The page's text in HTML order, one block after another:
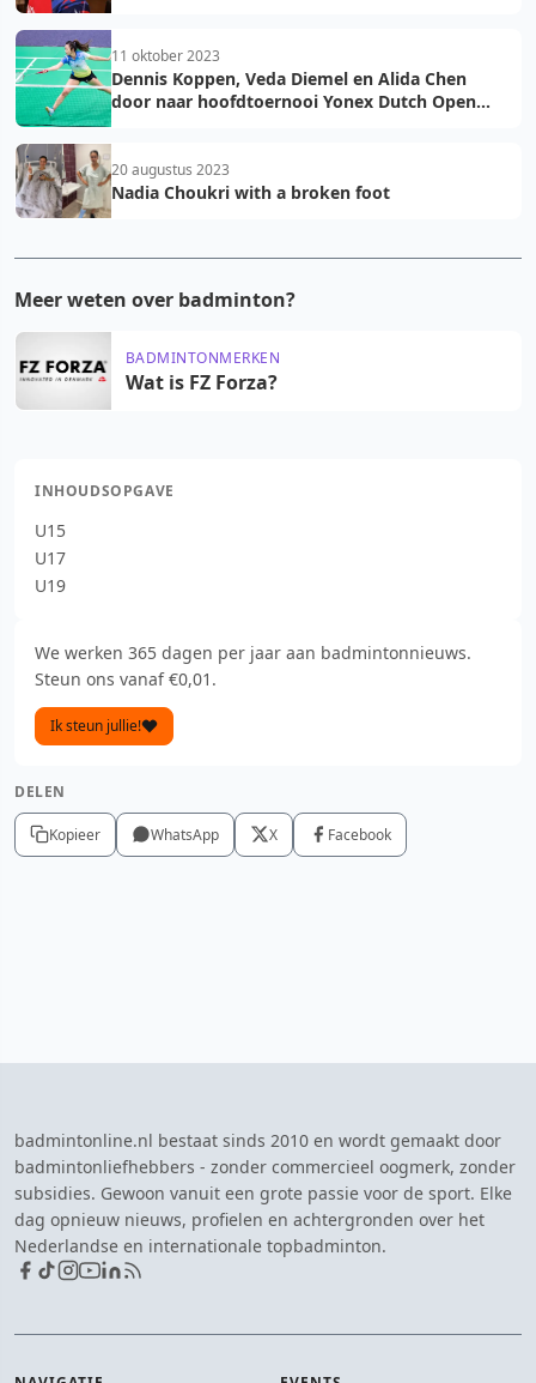
11 oktober 2023
Dennis Koppen, Veda Diemel en Alida Chen
door naar hoofdtoernooi Yonex Dutch Open
20 augustus 2023
Nadia Choukri with a broken foot
Meer weten over badminton?
BADMINTONMERKEN
Wat is FZ Forza?
INHOUDSOPGAVE
U15
U17
U19
We werken 365 dagen per jaar aan badmintonnieuws.
Steun ons vanaf €0,01.
Ik steun jullie!
DELEN
Kopieer WhatsApp X Facebook
badmintonline.nl bestaat sinds 2010 en wordt gemaakt door
badmintonliefhebbers - zonder commercieel oogmerk, zonder
subsidies. Gewoon vanuit een grote passie voor de sport. Elke
dag opnieuw nieuws, profielen en achtergronden over het
Nederlandse en internationale topbadminton.